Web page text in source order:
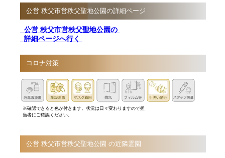
公営 秩父市営秩父聖地公園の詳細ページ
公営 秩父市営秩父聖地公園の
詳細ページへ行く
コロナ対策
※確認できると色が付きます。状況は日々変わりますので担
当者にご確認ください。
公営 秩父市営秩父聖地公園 の近隣霊園